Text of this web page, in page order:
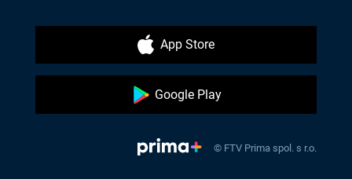
App Store
Google Play
© FTV Prima spol. s r.o.